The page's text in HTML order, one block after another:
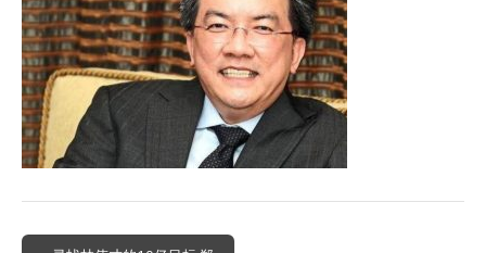
Post